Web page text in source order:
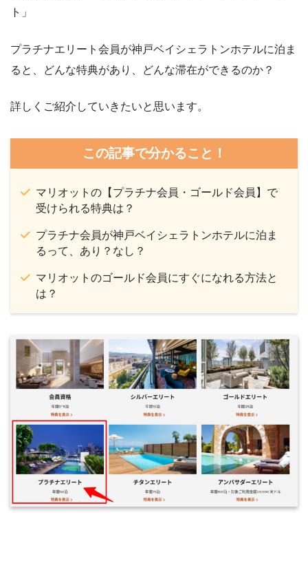
ト」
プラチナエリート会員が神戸ベイシェラトンホテルに泊ま
ると、どんな特典があり、どんな滞在ができるのか？
詳しくご紹介していきたいと思います。
この記事で分かること！
マリオットの【プラチナ会員・ゴールド会員】で
受けられる特典は？
プラチナ会員が神戸ベイシェラトンホテルに泊ま
るって、あり？なし？
マリオットのゴールド会員にすぐになれる方法と
は？